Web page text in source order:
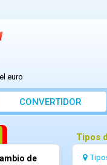
euro
CONVERTIDOR
Tipos
de